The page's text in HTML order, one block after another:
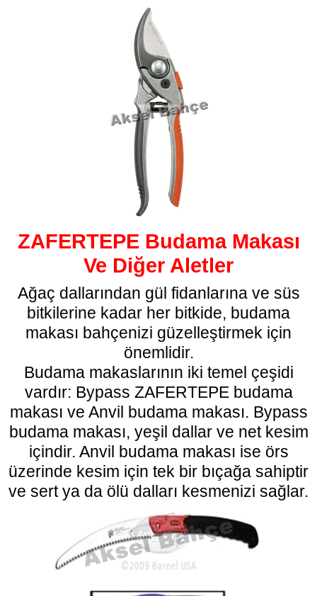
ZAFERTEPE Budama Makası
Ve Diğer Aletler
Ağaç dallarından gül fidanlarına ve süs
bitkilerine kadar her bitkide, budama
makası bahçenizi güzelleştirmek için
önemlidir.
Budama makaslarının iki temel çeşidi
vardır: Bypass ZAFERTEPE budama
makası ve Anvil budama makası. Bypass
budama makası, yeşil dallar ve net kesim
içindir. Anvil budama makası ise örs
üzerinde kesim için tek bir bıçağa sahiptir
ve sert ya da ölü dalları kesmenizi sağlar.